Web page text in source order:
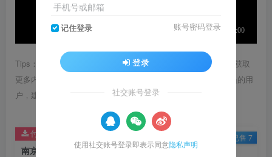
Tips：1.内容图片或视频可能会有压缩，若文章提供下载服务，获取
更多内容（无展示酷水印）可在下方下载； 2.没有百度网盘会员的用
户，建议用123云盘可获得更快的下载速度。
南京城墙博物馆 照片互动墙 案例交互屏
付费资源 已售 7
手机号或邮箱
记住登录 账号密码登录
登录
社交账号登录
使用社交账号登录即表示同意隐私声明